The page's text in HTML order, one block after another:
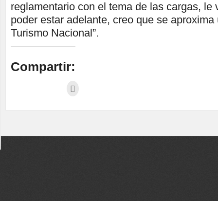
reglamentario con el tema de las cargas, le
poder estar adelante, creo que se
Turismo Nacional”.
Compartir: